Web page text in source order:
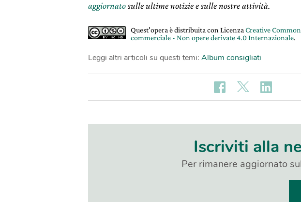
aggiornatosulle ultime notizie e sulle nostre attività.
Quest'opera è distribuita con Licenza Creative
commerciale - Non opere derivate 4.0 Internazionale.
Leggi altri articoli su questi temi: Album consigliati
Iscriviti alla
Per rimanere aggiornato